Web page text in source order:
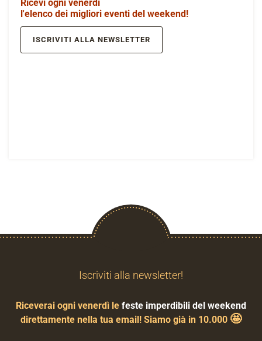
Ricevi ogni venerdì
l'elenco dei migliori eventi del weekend!
ISCRIVITI ALLA NEWSLETTER
Iscriviti alla newsletter!
Riceverai ogni venerdì le feste imperdibili del weekend
direttamente nella tua email! Siamo già in 10.000 🤩